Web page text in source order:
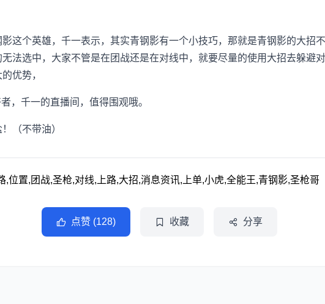
这个英雄，千一表示，其实青钢影有一个小技巧，那就是青钢影的大招
法选中，大家不管是在团战还是在对线中，就要尽量的使用大招去躲避
优势，
，千一的直播间，值得围观哦。
（不带油）
,位置,团战,圣枪,对线,上路,大招,消息资讯,上单,小虎,全能王,青钢影,圣枪哥
点赞 (128) 收藏 分享